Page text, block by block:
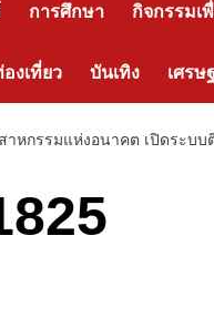
การศึกษา กิจกรรมเ
งเที่ยว บันเทิง เศรษ
กรรมแห่งอนาคต เปิดระบบ